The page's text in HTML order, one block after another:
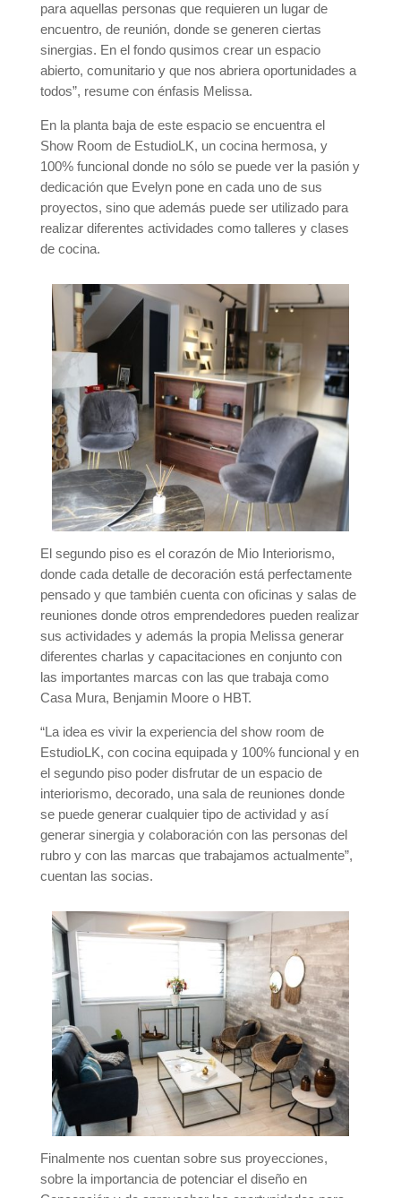
para aquellas personas que requieren un lugar de
encuentro, de reunión, donde se generen ciertas
sinergias. En el fondo qusimos crear un espacio
abierto, comunitario y que nos abriera oportunidades a
todos”, resume con énfasis Melissa.
En la planta baja de este espacio se encuentra el
Show Room de EstudioLK, un cocina hermosa, y
100% funcional donde no sólo se puede ver la pasión y
dedicación que Evelyn pone en cada uno de sus
proyectos, sino que además puede ser utilizado para
realizar diferentes actividades como talleres y clases
de cocina.
El segundo piso es el corazón de Mio Interiorismo,
donde cada detalle de decoración está perfectamente
pensado y que también cuenta con oficinas y salas de
reuniones donde otros emprendedores pueden realizar
sus actividades y además la propia Melissa generar
diferentes charlas y capacitaciones en conjunto con
las importantes marcas con las que trabaja como
Casa Mura, Benjamin Moore o HBT.
“La idea es vivir la experiencia del show room de
EstudioLK, con cocina equipada y 100% funcional y en
el segundo piso poder disfrutar de un espacio de
interiorismo, decorado, una sala de reuniones donde
se puede generar cualquier tipo de actividad y así
generar sinergia y colaboración con las personas del
rubro y con las marcas que trabajamos actualmente”,
cuentan las socias.
Finalmente nos cuentan sobre sus proyecciones,
sobre la importancia de potenciar el diseño en